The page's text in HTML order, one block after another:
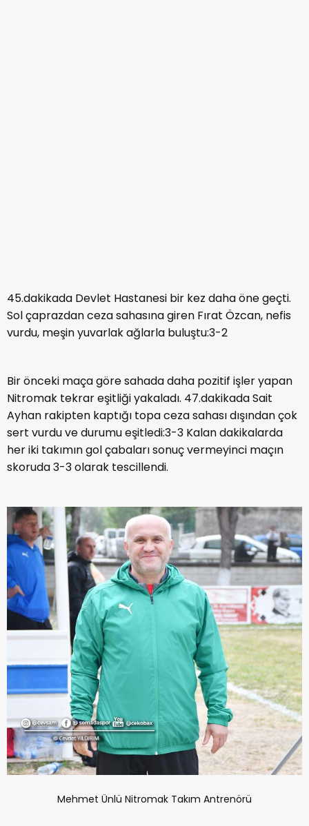
45.dakikada Devlet Hastanesi bir kez daha öne geçti.
Sol çaprazdan ceza sahasına giren Fırat Özcan, nefis
vurdu, meşin yuvarlak ağlarla buluştu:3-2
Bir önceki maça göre sahada daha pozitif işler yapan
Nitromak tekrar eşitliği yakaladı. 47.dakikada Sait
Ayhan rakipten kaptığı topa ceza sahası dışından çok
sert vurdu ve durumu eşitledi:3-3 Kalan dakikalarda
her iki takımın gol çabaları sonuç vermeyinci maçın
skoruda 3-3 olarak tescillendi.
Mehmet Ünlü Nitromak Takım Antrenörü